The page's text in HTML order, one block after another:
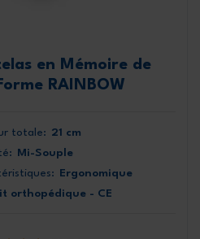
en Mémoire de
Forme RAINBOW
totale: 21 cm
Mi-Souple
Ergonomique
orthopédique - CE